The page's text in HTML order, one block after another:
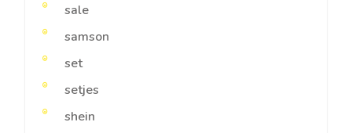
sale
samson
set
setjes
shein